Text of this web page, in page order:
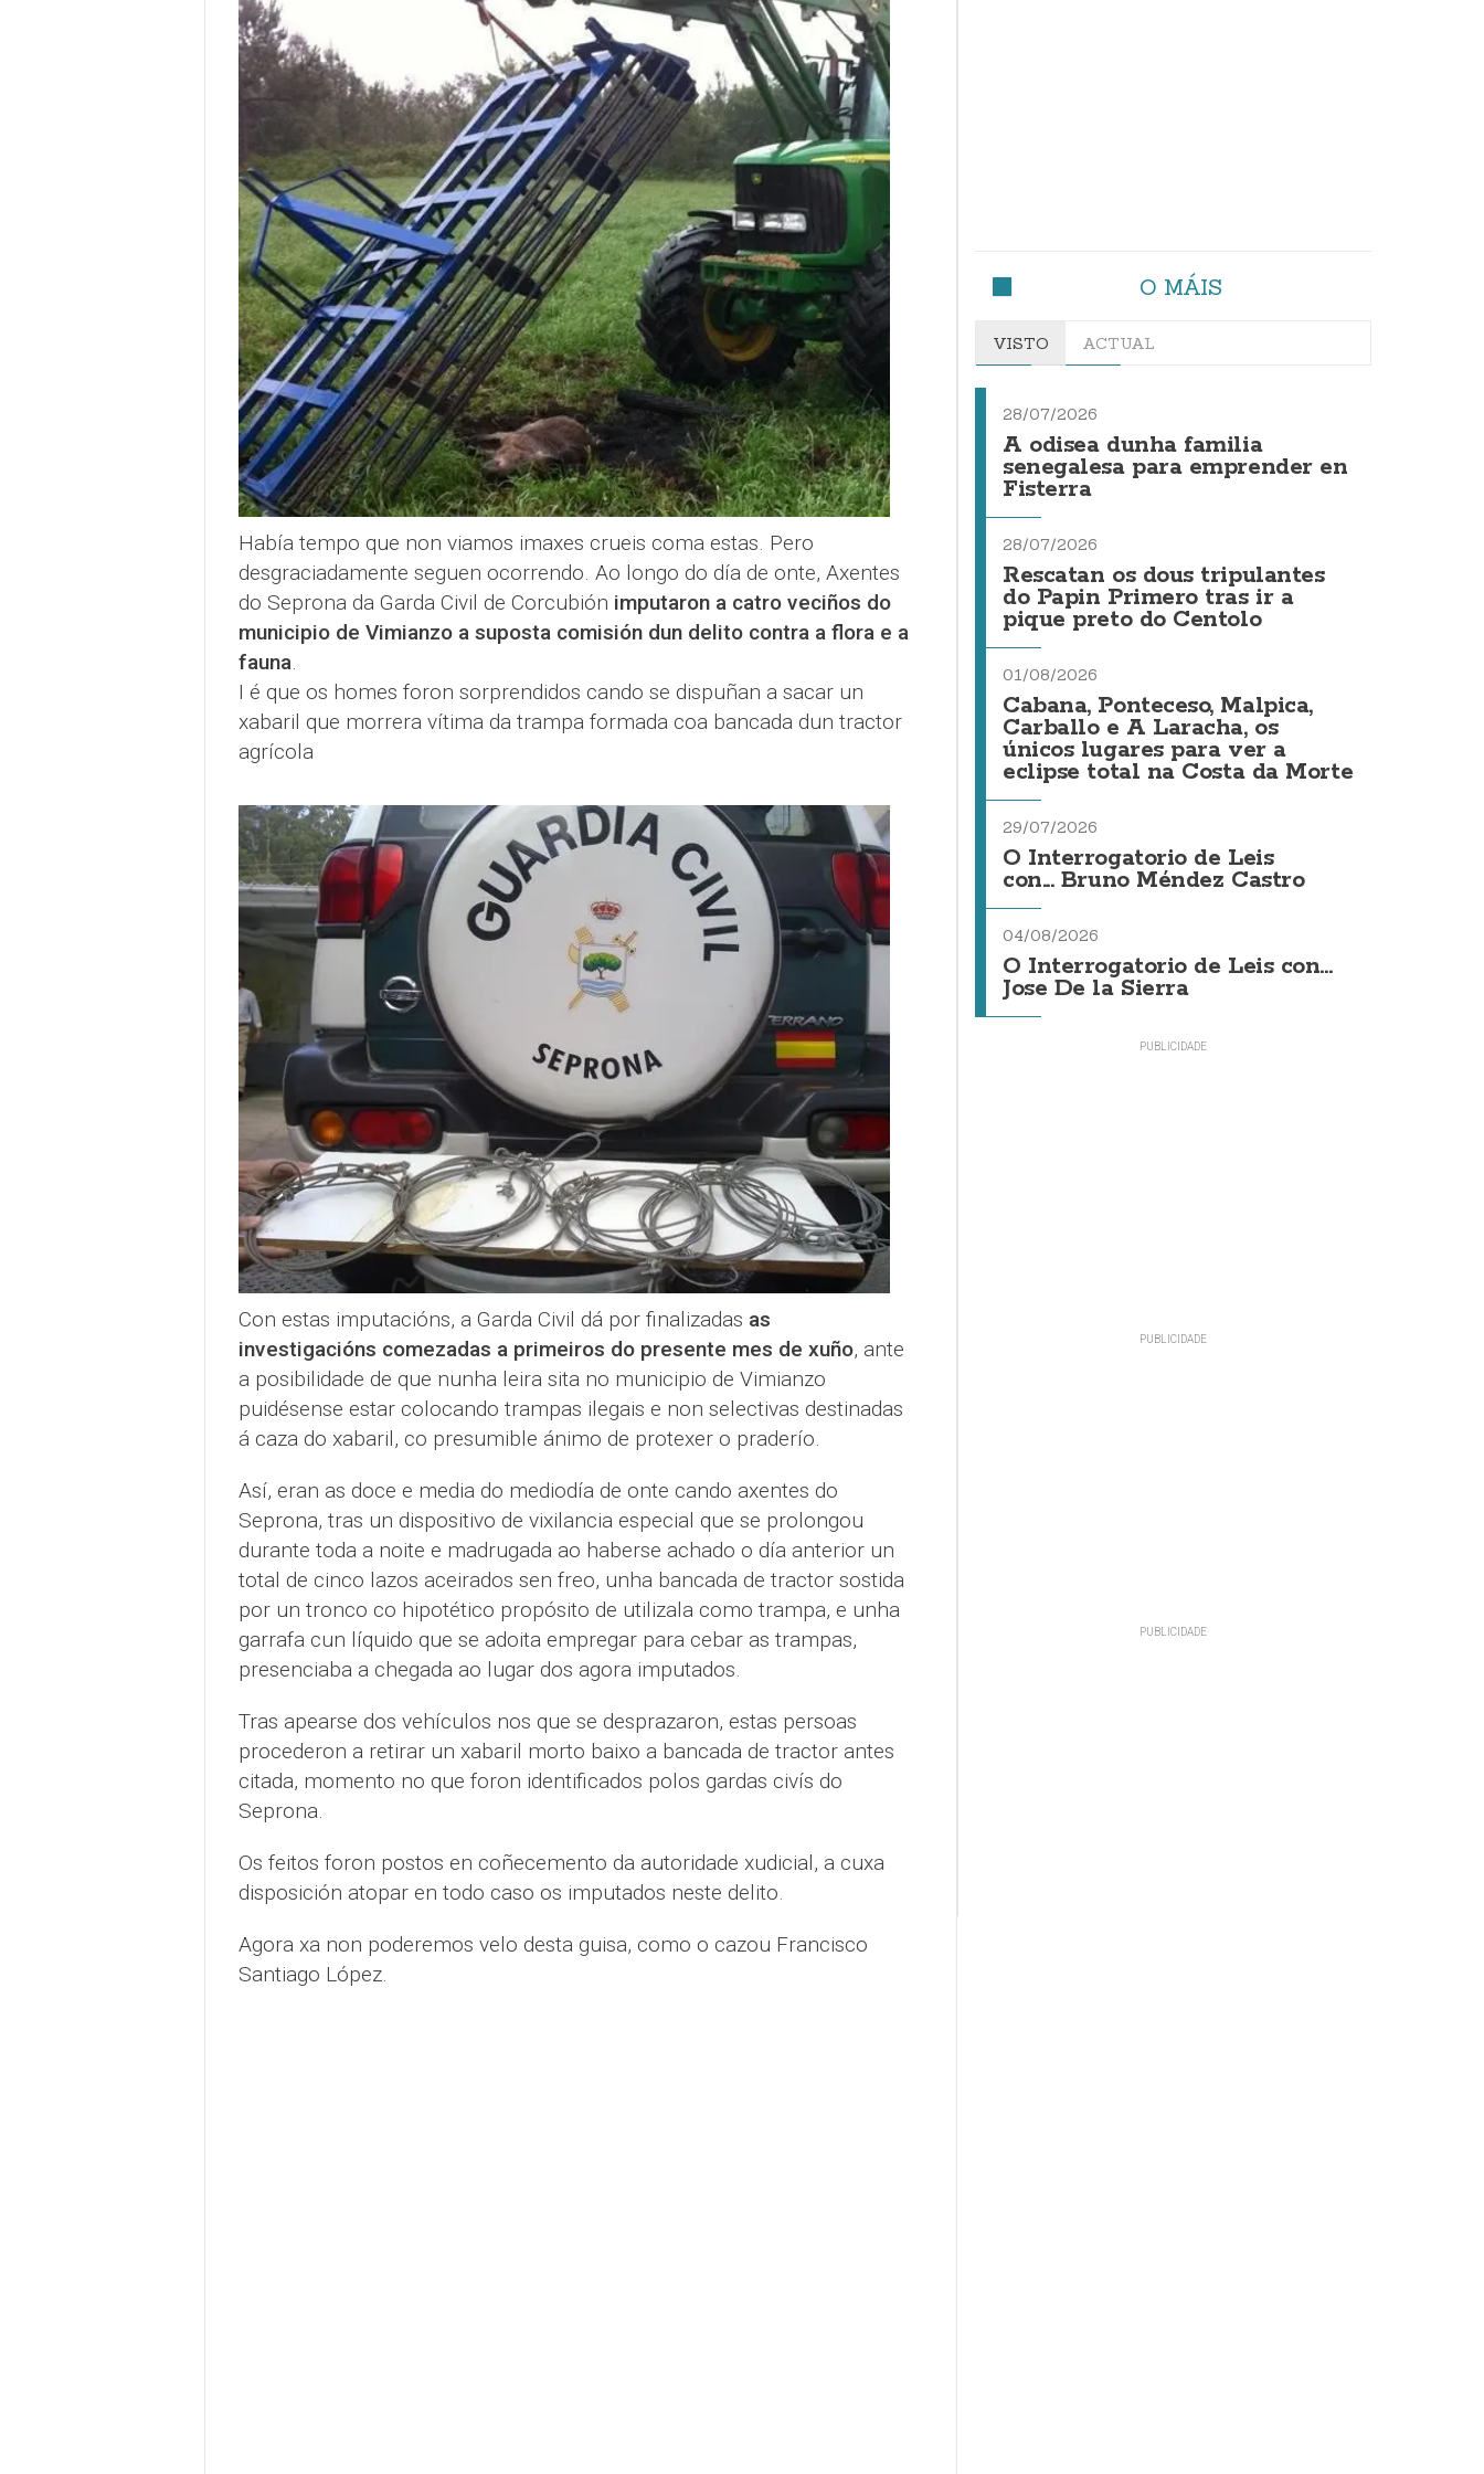
Había tempo que non viamos imaxes crueis coma estas. Pero
desgraciadamente seguen ocorrendo. Ao longo do día de onte, Axentes
do Seprona da Garda Civil de Corcubión imputaron a catro veciños do
municipio de Vimianzo a suposta comisión dun delito contra a flora e a
fauna.
I é que os homes foron sorprendidos cando se dispuñan a sacar un
xabaril que morrera vítima da trampa formada coa bancada dun tractor
agrícola
Con estas imputacións, a Garda Civil dá por finalizadas as
investigacións comezadas a primeiros do presente mes de xuño, ante
a posibilidade de que nunha leira sita no municipio de Vimianzo
puidésense estar colocando trampas ilegais e non selectivas destinadas
á caza do xabaril, co presumible ánimo de protexer o praderío.
Así, eran as doce e media do mediodía de onte cando axentes do
Seprona, tras un dispositivo de vixilancia especial que se prolongou
durante toda a noite e madrugada ao haberse achado o día anterior un
total de cinco lazos aceirados sen freo, unha bancada de tractor sostida
por un tronco co hipotético propósito de utilizala como trampa, e unha
garrafa cun líquido que se adoita empregar para cebar as trampas,
presenciaba a chegada ao lugar dos agora imputados.
Tras apearse dos vehículos nos que se desprazaron, estas persoas
procederon a retirar un xabaril morto baixo a bancada de tractor antes
citada, momento no que foron identificados polos gardas civís do
Seprona.
Os feitos foron postos en coñecemento da autoridade xudicial, a cuxa
disposición atopar en todo caso os imputados neste delito.
Agora xa non poderemos velo desta guisa, como o cazou Francisco
Santiago López.
O MÁIS
VISTO ACTUAL
28/07/2026
A odisea dunha familia
senegalesa para emprender en
Fisterra
28/07/2026
Rescatan os dous tripulantes
do Papin Primero tras ir a
pique preto do Centolo
01/08/2026
Cabana, Ponteceso, Malpica,
Carballo e A Laracha, os
únicos lugares para ver a
eclipse total na Costa da Morte
29/07/2026
O Interrogatorio de Leis
con... Bruno Méndez Castro
04/08/2026
O Interrogatorio de Leis con...
Jose De la Sierra